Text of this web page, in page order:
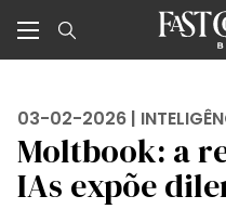
03-02-2026 |
Moltbook: a
IAs expõe